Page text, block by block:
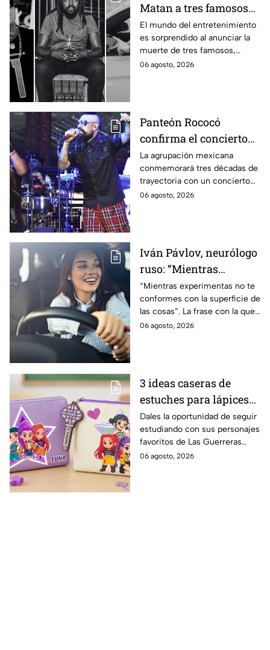
Matan a tres famosos
en la semana del 31 de
julio al 4 de agosto del
2026
El mundo del entretenimiento
es sorprendido al anunciar la
muerte de tres famosos,
quienes les quitaron la vida,
06 agosto, 2026
Panteón Rococó
confirma el concierto
más importante de su
trayectoria por sus 30
años: fecha, lugar y
costo
La agrupación mexicana
conmemorará tres décadas de
trayectoria con un concierto
especial y esto es todo lo que
06 agosto, 2026
Iván Pávlov, neurólogo
ruso: “Mientras
experimentas no te
conformes con la
superficie de las cosas”
“Mientras experimentas no te
conformes con la superficie de
las cosas”. La frase con la que
Iván Pávlov nos advierte contra
06 agosto, 2026
3 ideas caseras de
estuches para lápices
de KPop Demon
Hunters para que los
niños regresen a clases
con entusiasmo
Dales la oportunidad de seguir
estudiando con sus personajes
favoritos de Las Guerreras
KPop y gánale tiempo al
06 agosto, 2026